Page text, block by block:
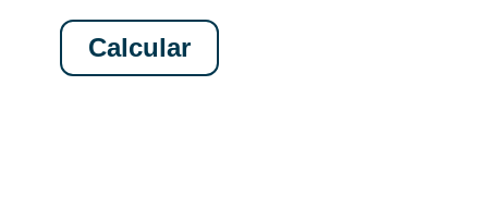
Calcular